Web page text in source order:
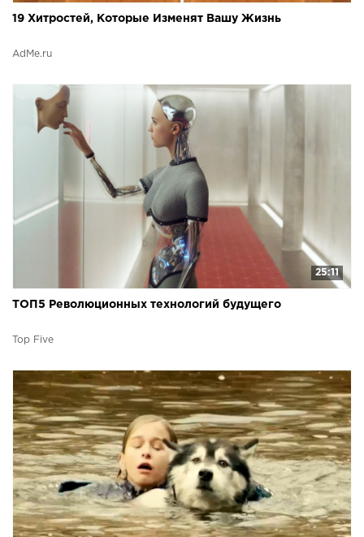
19 Хитростей, Которые Изменят Вашу Жизнь
AdMe.ru
25:11
ТОП5 Революционных технологий будущего
Top Five